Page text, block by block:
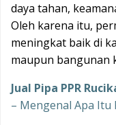
daya tahan,
Oleh karena itu,
meningkat baik di
maupun bangunan
Jual Pipa PPR
– Mengenal Apa Itu